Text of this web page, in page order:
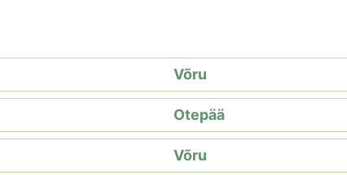
Võru
Otepää
Võru